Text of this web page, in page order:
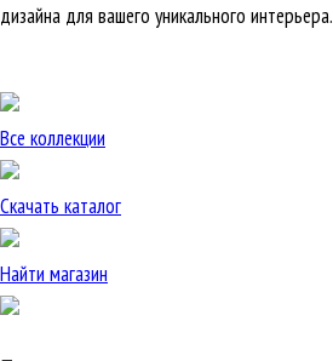
дизайна для вашего уникального интерьера.
Все коллекции
Скачать каталог
Найти магазин